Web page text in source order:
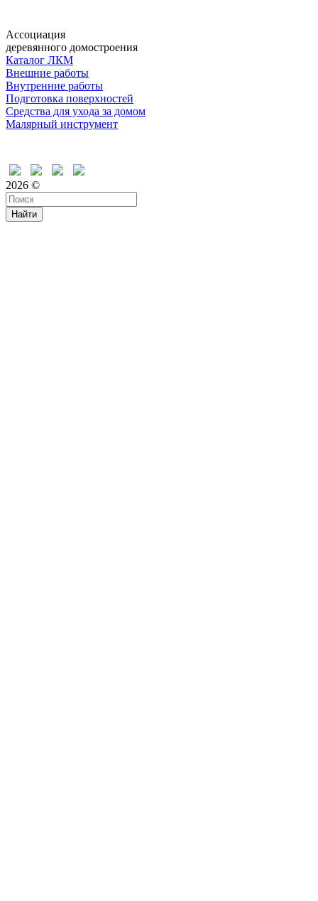
Ассоциация
деревянного домостроения
Каталог ЛКМ
Внешние работы
Внутренние работы
Подготовка поверхностей
Средства для ухода за домом
Малярный инструмент
2026 ©
Найти